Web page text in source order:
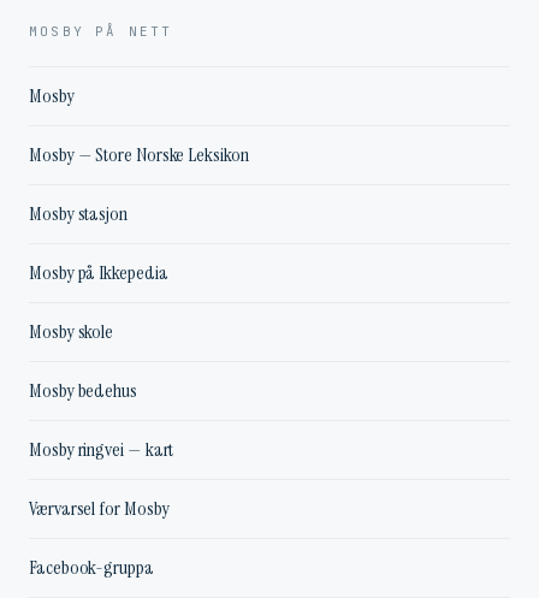
MOSBY PÅ NETT
Mosby
Mosby — Store Norske Leksikon
Mosby stasjon
Mosby på Ikkepedia
Mosby skole
Mosby bedehus
Mosby ringvei — kart
Værvarsel for Mosby
Facebook-gruppa